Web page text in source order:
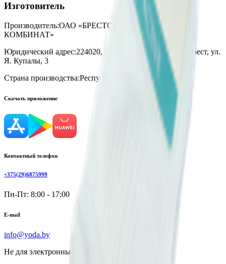
Изготовитель
Производитель:ОАО «БРЕСТСКИЙ ЧУЛОЧНЫЙ
КОМБИНАТ»
Юридический адрес:224020, Республика Беларусь, г. Брест, ул.
Я. Купалы, 3
Страна производства:Республика Беларусь
Скачать приложение
Контактный телефон
+375(29)6875999
Пн-Пт: 8:00 - 17:00
E-mail
info@yoda.by
Не для электронных обращений